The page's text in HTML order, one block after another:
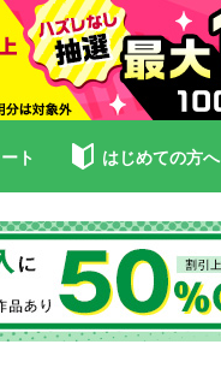
ト はじめての方へ